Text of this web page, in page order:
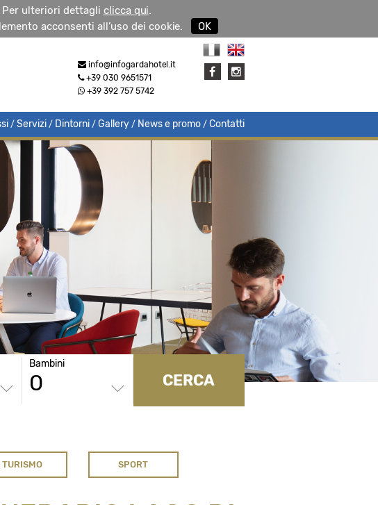
ulteriori dettagli clicca qui.
acconsenti all’uso dei cookie.
OK
info@infogardahotel.it
+39 030 9651571
+39 392 757 5742
/ Servizi / Dintorni / Gallery / News e promo / Contatti
Bambini
CERCA
TURISMO SPORT